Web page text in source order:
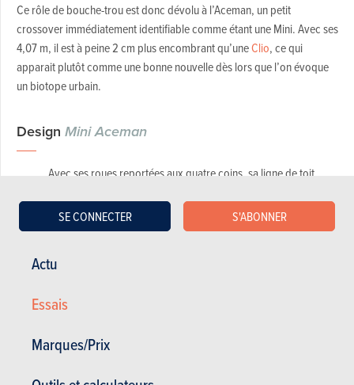
Actu
Essais
Marques/Prix
SE CONNECTER S'ABONNER
Ce rôle de bouche-trou est donc dévolu à l’Aceman, un petit
crossover immédiatement identifiable comme étant une Mini. Avec ses
4,07 m, il est à peine 2 cm plus encombrant qu’uneClio, ce qui
apparait plutôt comme une bonne nouvelle dès lors que l’on évoque
un biotope urbain.
Design Mini Aceman
Avec ses roues reportées aux quatre coins, sa ligne de toit
courts, la filiation Mini semble assez évidente. Elle est de
surcroit renforcée par une calandre typique, évidemment
surélevés. On a beau dire, mais une Mini qui n’a pas les phares